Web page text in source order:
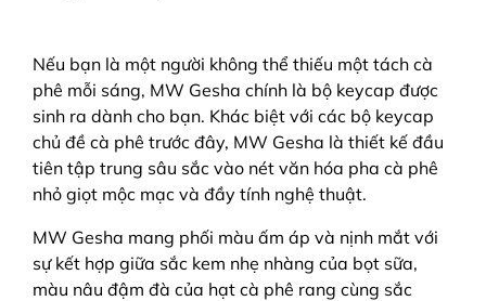
Nếu bạn là một người không thể thiếu một tách cà
phê mỗi sáng, MW Gesha chính là bộ keycap được
sinh ra dành cho bạn. Khác biệt với các bộ keycap
chủ đề cà phê trước đây, MW Gesha là thiết kế đầu
tiên tập trung sâu sắc vào nét văn hóa pha cà phê
nhỏ giọt mộc mạc và đầy tính nghệ thuật.
MW Gesha mang phối màu ấm áp và nịnh mắt với
sự kết hợp giữa sắc kem nhẹ nhàng của bọt sữa,
màu nâu đậm đà của hạt cà phê rang cùng sắc